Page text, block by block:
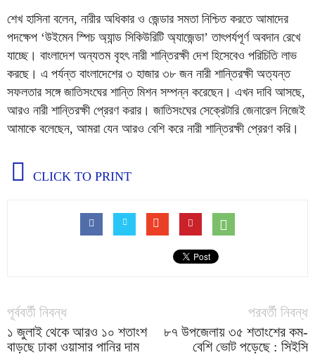
শেখ হাসিনা বলেন, নারীর অধিকার ও জেন্ডার সমতা নিশ্চিত করতে আমাদের
পদক্ষেপ ‘উইমেন স্পিচ অ্যান্ড সিকিউরিটি অ্যাজেন্ডা’ তাৎপর্যপূর্ণ অবদান রেখে
যাচ্ছে। বাংলাদেশ অন্যতম বৃহৎ নারী শান্তিরক্ষী দেশ হিসেবেও পরিচিতি লাভ
করছে। এ পর্যন্ত বাংলাদেশের ৩ হাজার ৩৮ জন নারী শান্তিরক্ষী অত্যন্ত
সফলতার সঙ্গে জাতিসংঘের শান্তি মিশন সম্পন্ন করেছেন। এখন দাবি আসছে,
আরও নারী শান্তিরক্ষী প্রেরণ করার। জাতিসংঘের সেক্রেটারি জেনারেল নিজেই
আমাকে বলেছেন, আমরা যেন আরও বেশি করে নারী শান্তিরক্ষী প্রেরণ করি।
CLICK TO PRINT
পূর্ববর্তী নিবন্ধ
১ জুলাই থেকে আরও ১০ শতাংশ
বাড়ছে ঢাকা ওয়াসার পানির দাম
পরবর্তী নিবন্ধ
৮৭ উপজেলায় ৩৫ শতাংশের কম-
বেশি ভোট পড়েছে : সিইসি